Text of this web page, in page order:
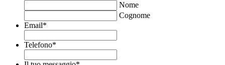
Nome
Cognome
Email*
Telefono*